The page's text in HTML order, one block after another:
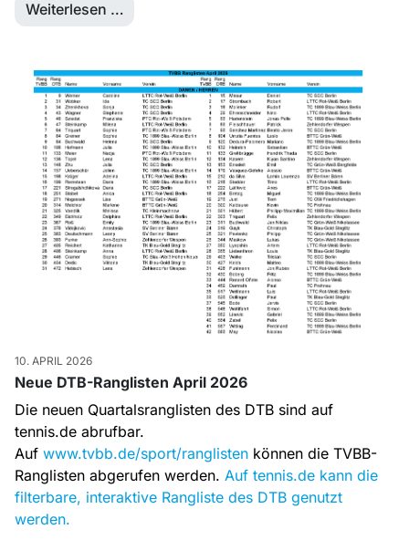
Weiterlesen …
10. APRIL 2026
Neue DTB-Ranglisten April 2026
Die neuen Quartalsranglisten des DTB sind auf
tennis.de abrufbar.
Auf www.tvbb.de/sport/ranglisten können die TVBB-
Ranglisten abgerufen werden. Auf tennis.de kann die
filterbare, interaktive Rangliste des DTB genutzt
werden.